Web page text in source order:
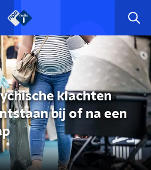
klachten
bij of na een